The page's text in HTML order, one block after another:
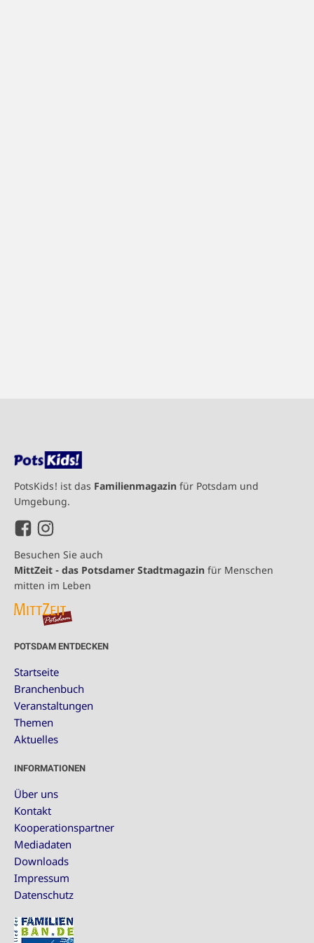
PotsKids! ist das Familienmagazin für Potsdam und
Umgebung.
Besuchen Sie auch
MittZeit - das Potsdamer Stadtmagazin für Menschen
mitten im Leben
POTSDAM ENTDECKEN
Startseite
Branchenbuch
Veranstaltungen
Themen
Aktuelles
INFORMATIONEN
Über uns
Kontakt
Kooperationspartner
Mediadaten
Downloads
Impressum
Datenschutz